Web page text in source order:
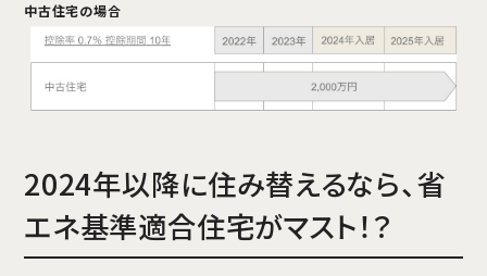
中古住宅の場合
2024年以降に住み替えるなら、省
エネ基準適合住宅がマスト！？